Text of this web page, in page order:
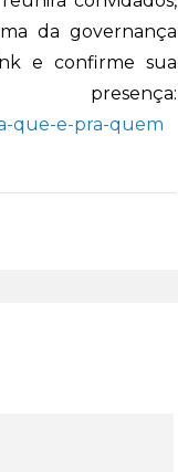
da governança
e confirme sua
que-e-pra-quem